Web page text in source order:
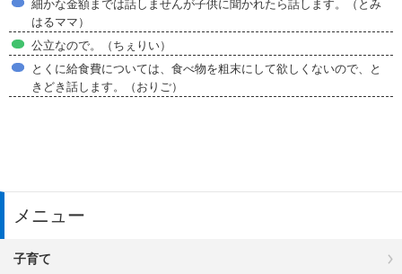
細かな金額までは話しませんが子供に聞かれたら話します。（とみ
はるママ）
公立なので。（ちぇりい）
とくに給食費については、食べ物を粗末にして欲しくないので、と
きどき話します。（おりご）
メニュー
子育て